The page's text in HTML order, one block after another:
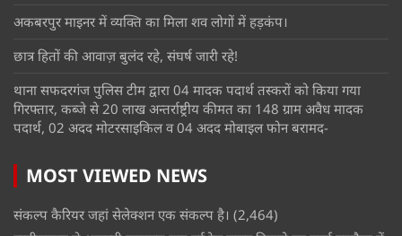
अकबरपुर माइनर में व्यक्ति का मिला शव लोगों में हड़कंप।
छात्र हितों की आवाज़ बुलंद रहे, संघर्ष जारी रहे!
थाना सफदरगंज पुलिस टीम द्वारा 04 मादक पदार्थ तस्करों को किया गया
गिरफ्तार, कब्जे से 20 लाख अन्तर्राष्ट्रीय कीमत का 148 ग्राम अवैध मादक
पदार्थ, 02 अदद मोटरसाइकिल व 04 अदद मोबाइल फोन बरामद-
MOST VIEWED NEWS
संकल्प कैरियर जहां सेलेक्शन एक संकल्प है। (2,464)